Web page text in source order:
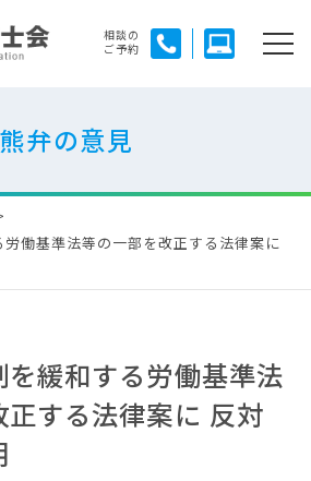
相談の
ご予約
熊弁の意見
働基準法等の一部を改正する法律案に
を緩和する労働基準法
する法律案に 反対